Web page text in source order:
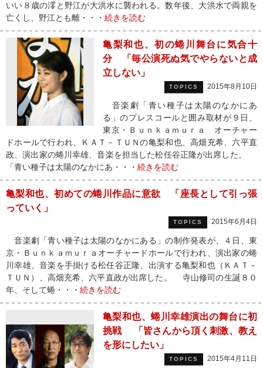
いい８歳の澪と野江が大洪水に襲われる。数年後、大洪水で両親を
亡くし、野江とも離・・・ 続きを読む
亀梨和也、初の蜷川舞台に気合十
分 「毎公演死ぬ気でやらないと成
立しない」
TOPICS 2015年8月10日
音楽劇「青い種子は太陽のなかにあ
る」のプレスコールと囲み取材が９日、
東京・Ｂｕｎｋａｍｕｒａ オーチャー
ドホールで行われ、ＫＡＴ－ＴＵＮの亀梨和也、高畑充希、六平直
政、演出家の蜷川幸雄、音楽を担当した松任谷正隆が出席した。
「青い種子は太陽のなかにあ・・・ 続きを読む
亀梨和也、初めての蜷川作品に意欲 「座長として引っ張
っていく」
TOPICS 2015年6月4日
音楽劇「青い種子は太陽のなかにある」の制作発表が、４日、東
京・Ｂｕｎｋａｍｕｒａオーチャードホールで行われ、演出家の蜷
川幸雄、音楽を手掛ける松任谷正隆、出演する亀梨和也（ＫＡＴ－
ＴＵＮ）、高畑充希、六平直政が出席した。 寺山修司の生誕８０
年、そして蜷・・・ 続きを読む
亀梨和也、蜷川幸雄演出の舞台に初
挑戦 「皆さんから頂く刺激、教え
を形にしたい」
TOPICS 2015年4月11日